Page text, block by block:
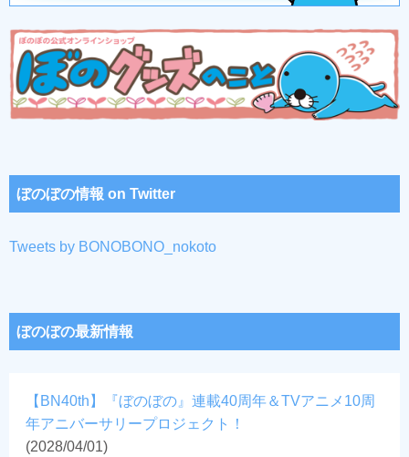
ぼのぼの情報 on Twitter
Tweets by BONOBONO_nokoto
ぼのぼの最新情報
【BN40th】『ぼのぼの』連載40周年＆TVアニメ10周
年アニバーサリープロジェクト！
(2028/04/01)